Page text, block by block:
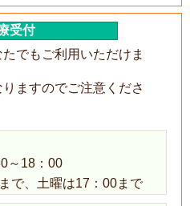
受付
でもご利用いただけま
ますのでご注意くださ
～18：00
で、土曜は17：00まで